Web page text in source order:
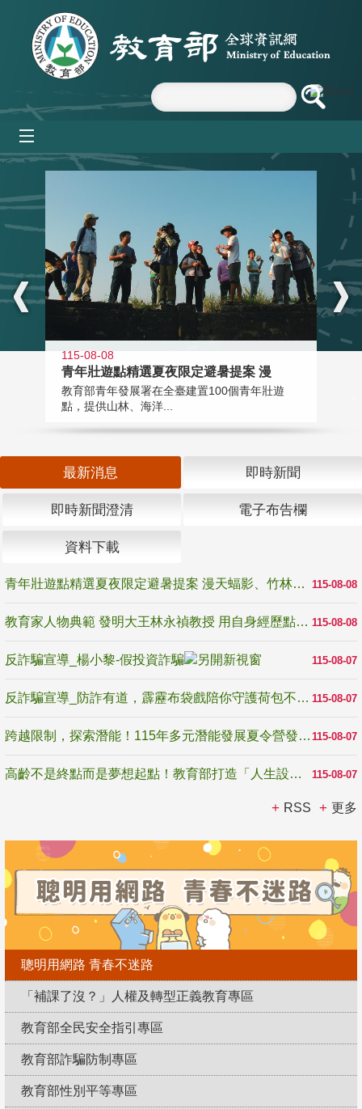
跳到主要內容區塊
:::
115-08-08
青年壯遊點精選夏夜限定避暑提案 漫
教育部青年發展署在全臺建置100個青年壯遊
點，提供山林、海洋...
最新消息 即時新聞
即時新聞澄清 電子布告欄
資料下載
115-08-08
青年壯遊點精選夏夜限定避暑提案 漫天蝠影、竹林尋蛙、茶香夜觀 邀青年暮色出發
115-08-08
教育家人物典範 發明大王林永禎教授 用自身經歷點亮學生的路
115-08-07
反詐騙宣導_楊小黎-假投資詐騙
115-08-07
反詐騙宣導_防詐有道，霹靂布袋戲陪你守護荷包不受騙
115-08-07
跨越限制，探索潛能！115年多元潛能發展夏令營發掘生命無限可能
115-08-07
高齡不是終點而是夢想起點！教育部打造「人生設計夢工場」 參展第3屆高齡健康產業博覽會
RSS 更多
聰明用網路 青春不迷路
「補課了沒？」人權及轉型正義教育專區
教育部全民安全指引專區
教育部詐騙防制專區
教育部性別平等專區